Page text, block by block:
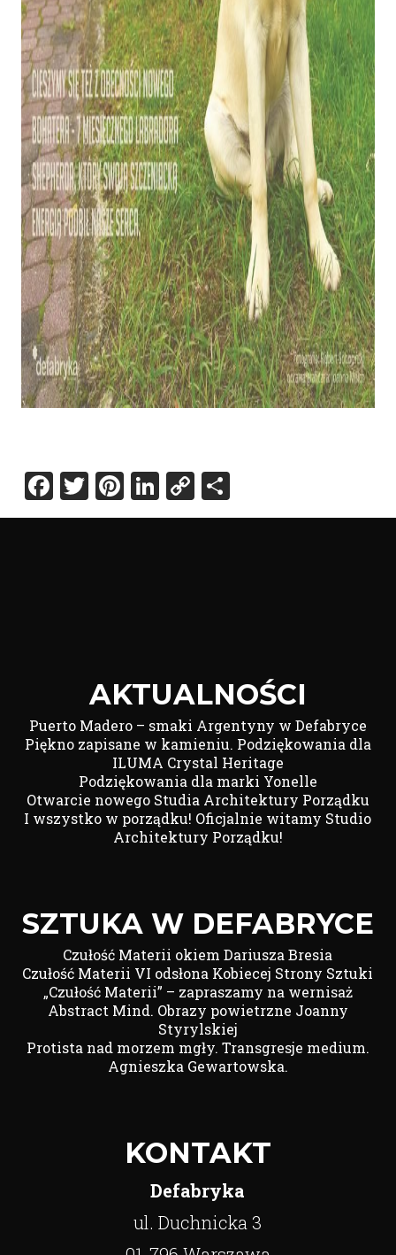
Facebook
Twitter
Pinterest
LinkedIn
Copy
Link
Share
AKTUALNOŚCI
Puerto Madero – smaki Argentyny w Defabryce
Piękno zapisane w kamieniu. Podziękowania dla
ILUMA Crystal Heritage
Podziękowania dla marki Yonelle
Otwarcie nowego Studia Architektury Porządku
I wszystko w porządku! Oficjalnie witamy Studio
Architektury Porządku!
SZTUKA W DEFABRYCE
Czułość Materii okiem Dariusza Bresia
Czułość Materii VI odsłona Kobiecej Strony Sztuki
„Czułość Materii” – zapraszamy na wernisaż
Abstract Mind. Obrazy powietrzne Joanny
Styrylskiej
Protista nad morzem mgły. Transgresje medium.
Agnieszka Gewartowska.
KONTAKT
Defabryka
ul. Duchnicka 3